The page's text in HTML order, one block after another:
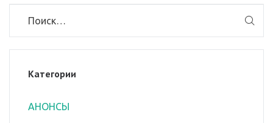
Категории
АНОНСЫ